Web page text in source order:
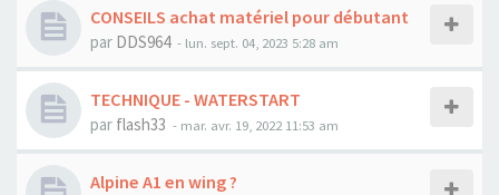
CONSEILS achat matériel pour débutant
par DDS964 - lun. sept. 04, 2023 5:28 am
TECHNIQUE - WATERSTART
par flash33 - mar. avr. 19, 2022 11:53 am
Alpine A1 en wing ?